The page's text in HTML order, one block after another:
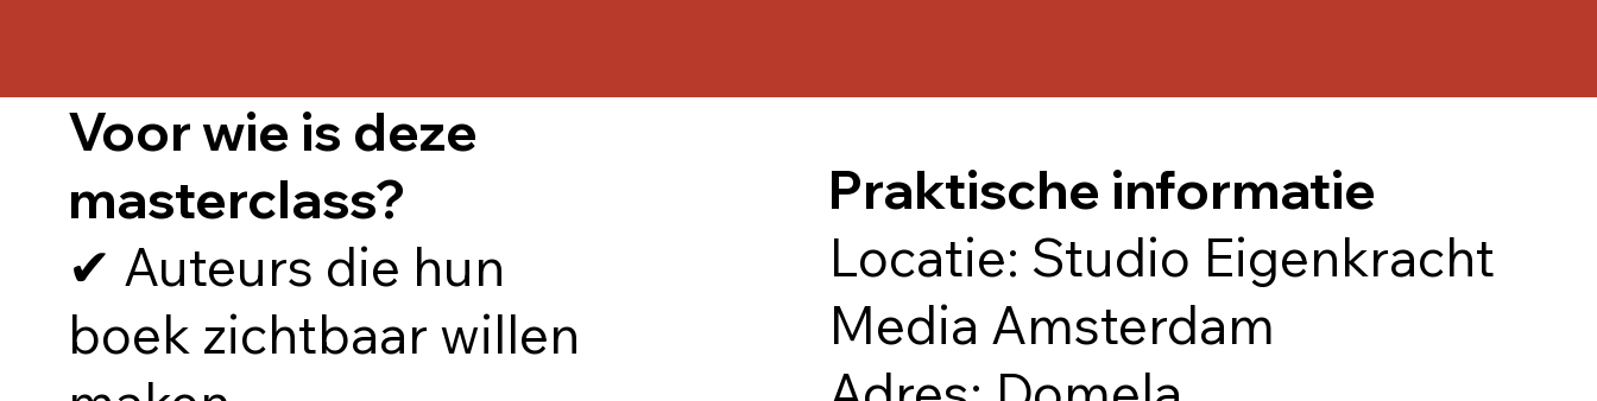
Voor wie is deze
masterclass?
✔︎ Auteurs die hun
boek zichtbaar willen
Praktische informatie
Locatie: Studio Eigenkracht
Media Amsterdam